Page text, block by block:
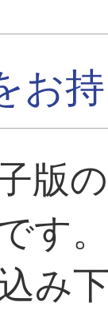
お
版
す
み